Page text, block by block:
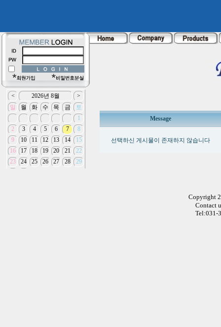
Message
선택하신 게시물이 존재하지 않습니다
Copyright
Contact
Tel:031-